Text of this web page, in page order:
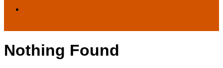
for
Nothing Found